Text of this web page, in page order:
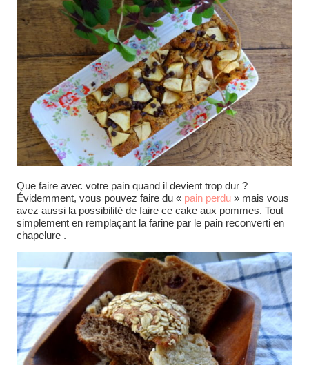
Que faire avec votre pain quand il devient trop dur ?
Évidemment, vous pouvez faire du « pain perdu » mais vous
avez aussi la possibilité de faire ce cake aux pommes. Tout
simplement en remplaçant la farine par le pain reconverti en
chapelure .